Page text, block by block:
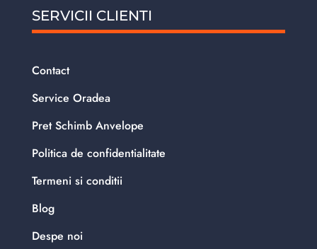
SERVICII CLIENTI
Contact
Service Oradea
Pret Schimb Anvelope
Politica de confidentialitate
Termeni si conditii
Blog
Despe noi